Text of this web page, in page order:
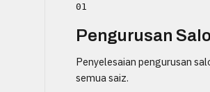
01
Pengurusan
Penyelesaian pengurusan
semua saiz.